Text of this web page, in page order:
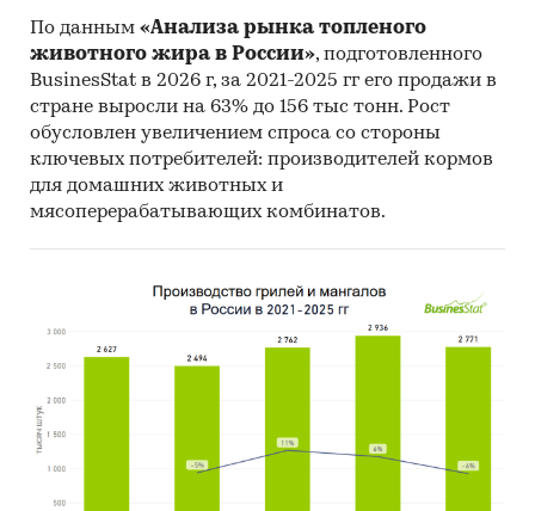
Материалы Международного Валютного
Фонда (International Monetary Fund).
Материалы Всемирного банка (World Bank).
Материалы ВТО (World Trade Organization).
Материалы Организации экономического
сотрудничества и развития (Organization for
Материалы Index Mundi.
Результаты исследований DISCOVERY
Объем и структура выборки
Процедура контент-анализа документов не
предполагает расчета объема выборочной
По данным «Анализа рынка топленого
животного жира в России», подготовленного
BusinesStat в 2026 г, за 2021-2025 гг его продажи в
стране выросли на 63% до 156 тыс тонн. Рост
обусловлен увеличением спроса со стороны
ключевых потребителей: производителей кормов
для домашних животных и
мясоперерабатывающих комбинатов.